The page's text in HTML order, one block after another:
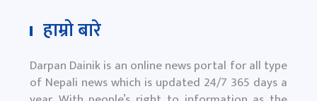
हाम्रो बारे
Darpan Dainik is an online news portal for all type
of Nepali news which is updated 24/7 365 days a